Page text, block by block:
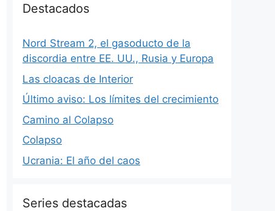
Destacados
Nord Stream 2, el gasoducto de la
discordia entre EE. UU., Rusia y Europa
Las cloacas de Interior
Último aviso: Los límites del crecimiento
Camino al Colapso
Colapso
Ucrania: El año del caos
Series destacadas